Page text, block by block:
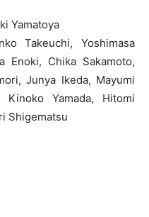
Yamatoya
Takeuchi, Yoshimasa
Enoki, Chika Sakamoto,
Junya Ikeda, Mayumi
Kinoko Yamada, Hitomi
Shigematsu